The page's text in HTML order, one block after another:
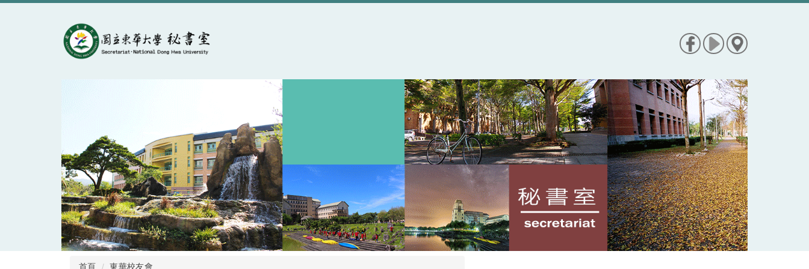
首頁 東華校友會